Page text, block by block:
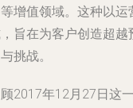
增值领域。这种以
旨在为客户创造超
挑战。
2017年12月27日这